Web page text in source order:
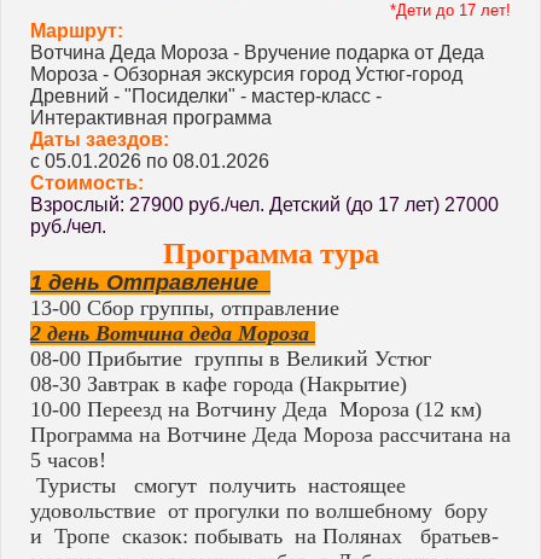
*Дети до 17 лет!
Маршрут:
Вотчина Деда Мороза - Вручение подарка от Деда
Мороза - Обзорная экскурсия город Устюг-город
Древний - "Посиделки" - мастер-класс -
Интерактивная программа
Даты заездов:
с 05.01.2026 по 08.01.2026
Стоимость:
Взрослый: 27900 руб./чел. Детский (до 17 лет) 27000
руб./чел.
Программа тура
1 день Отправление
13-00 Сбор группы, отправление
2 день Вотчина деда Мороза
08-00 Прибытие группы в Великий Устюг
08-30 Завтрак в кафе города (Накрытие)
10-00 Переезд на Вотчину Деда Мороза (12 км)
Программа на Вотчине Деда Мороза рассчитана на
5 часов!
Туристы смогут получить настоящее
удовольствие от прогулки по волшебному бору
и Тропе сказок: побывать на Полянах братьев-